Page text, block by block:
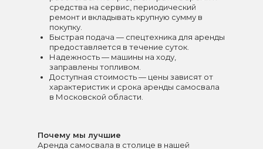
средства на сервис, периодический
ремонт и вкладывать крупную сумму в
покупку.
Быстрая подача — спецтехника для аренды
предоставляется в течение суток.
Надежность — машины на ходу,
заправлены топливом.
Доступная стоимость — цены зависят от
характеристик и срока аренды самосвала
в Московской области.
Аренда самосвала в столице в нашей
Почему мы лучшие